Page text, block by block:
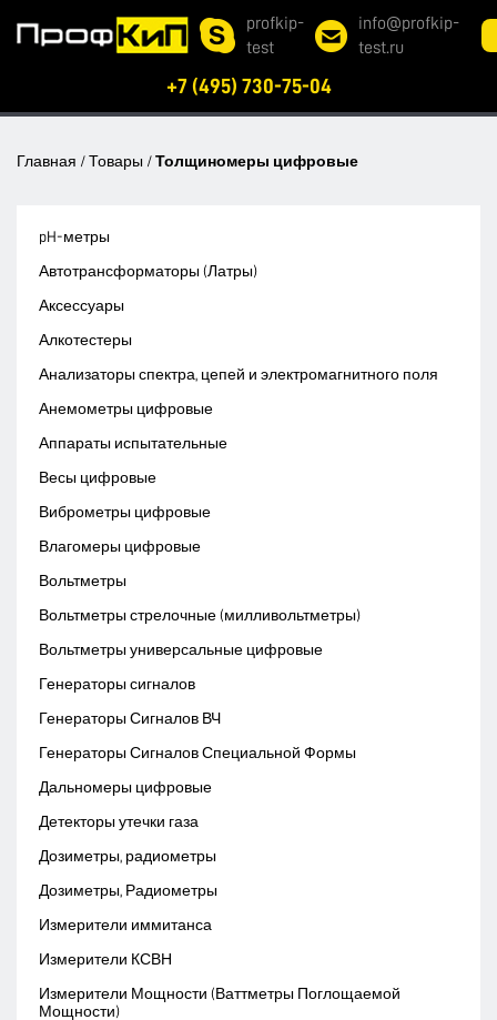
profkip-
test
info@profkip-
test.ru
+7 (495) 730-75-04
Главная / Товары / Толщиномеры цифровые
pH-метры
Автотрансформаторы (Латры)
Аксессуары
Алкотестеры
Анализаторы спектра, цепей и электромагнитного поля
Анемометры цифровые
Аппараты испытательные
Весы цифровые
Виброметры цифровые
Влагомеры цифровые
Вольтметры
Вольтметры стрелочные (милливольтметры)
Вольтметры универсальные цифровые
Генераторы сигналов
Генераторы Сигналов ВЧ
Генераторы Сигналов Специальной Формы
Дальномеры цифровые
Детекторы утечки газа
Дозиметры, радиометры
Дозиметры, Радиометры
Измерители иммитанса
Измерители КСВН
Измерители Мощности (Ваттметры Поглощаемой
Мощности)